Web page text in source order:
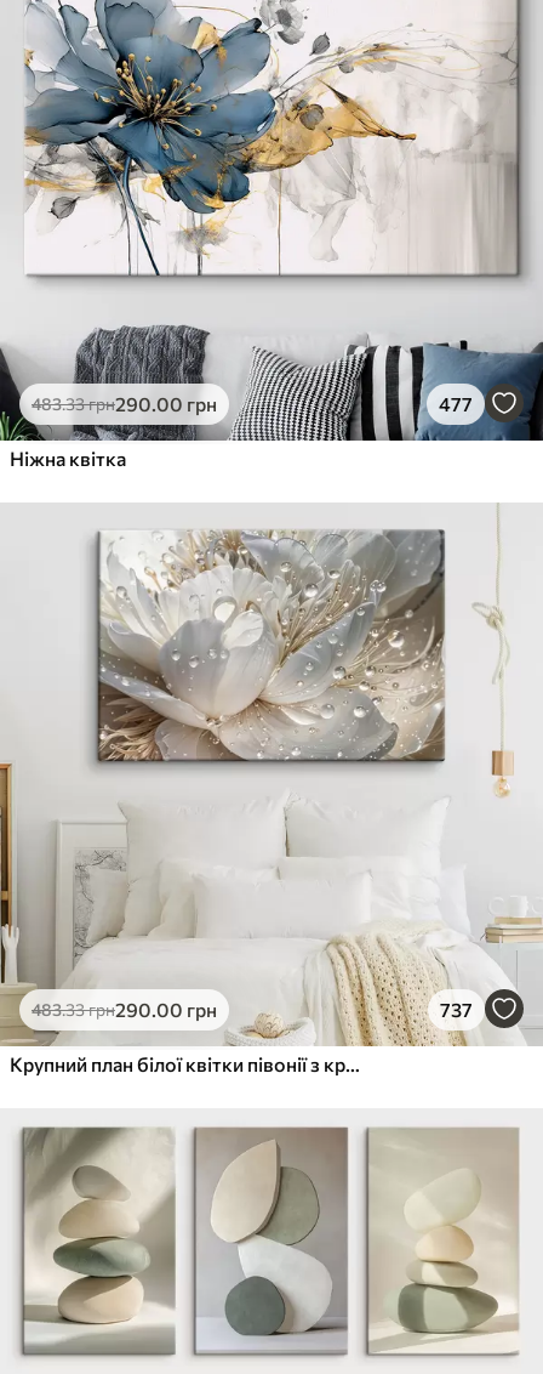
483.33грн290.00 грн 477
Ніжна квітка
483.33грн290.00 грн 737
Крупний план білої квітки півонії з крапельками води на пелюстках на розмитому фоні